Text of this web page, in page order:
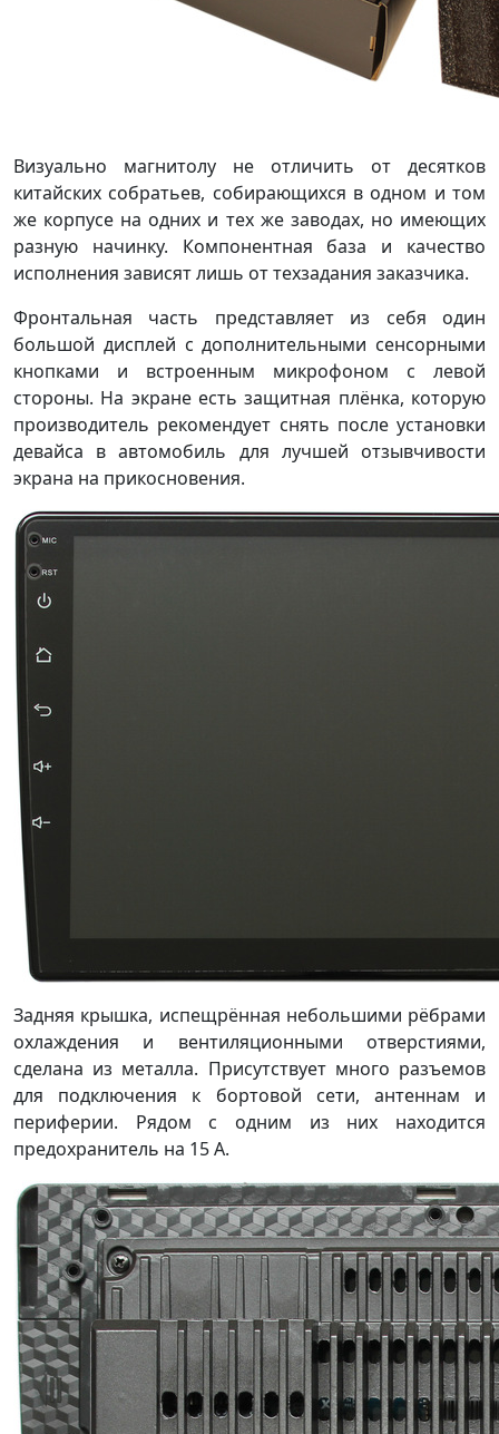
Визуально магнитолу не отличить от десятков
китайских собратьев, собирающихся в одном и том
же корпусе на одних и тех же заводах, но имеющих
разную начинку. Компонентная база и качество
исполнения зависят лишь от техзадания заказчика.
Фронтальная часть представляет из себя один
большой дисплей с дополнительными сенсорными
кнопками и встроенным микрофоном с левой
стороны. На экране есть защитная плёнка, которую
производитель рекомендует снять после установки
девайса в автомобиль для лучшей отзывчивости
экрана на прикосновения.
Задняя крышка, испещрённая небольшими рёбрами
охлаждения и вентиляционными отверстиями,
сделана из металла. Присутствует много разъемов
для подключения к бортовой сети, антеннам и
периферии. Рядом с одним из них находится
предохранитель на 15 А.